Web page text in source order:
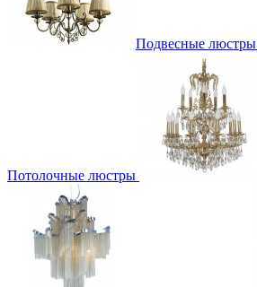
Подвесные люстры
Потолочные люстры